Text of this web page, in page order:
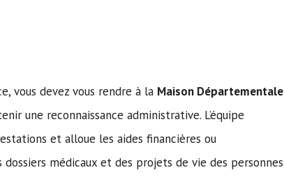
vous devez vous rendre à la Maison Départementale
une reconnaissance administrative. L’équipe
et alloue les aides financières ou
médicaux et des projets de vie des personnes